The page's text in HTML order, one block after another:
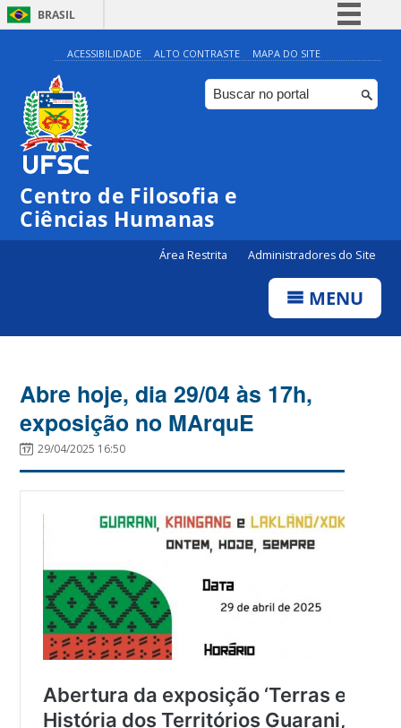
BRASIL
Simplifique!
Comunica BR
Participe
ACESSIBILIDADE ALTO CONTRASTE MAPA DO SITE
Centro de Filosofia e
Ciências Humanas
Área Restrita Administradores do Site
MENU
Abre hoje, dia 29/04 às 17h,
exposição no MArquE
29/04/2025 16:50